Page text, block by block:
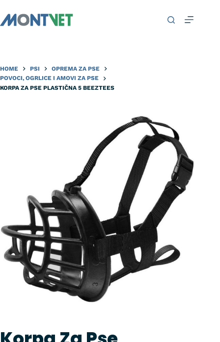
HOME PSI
OPREMA ZA PSE
POVOCI, OGRLICE I AMOVI ZA PSE
KORPA ZA PSE PLASTIČNA 5 BEEZTEES